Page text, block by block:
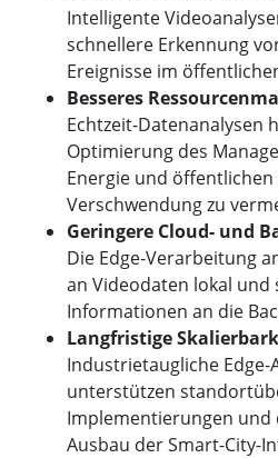
Intelligente
schnellere Erkennung
Ereignisse im
Besseres
Echtzeit-Datenanalysen
Optimierung des
Energie und
Verschwendung zu
Geringere Cloud- und
Die Edge-Verarbeitung
an Videodaten lokal
Informationen an die
Langfristige
Industrietaugliche Edge-
unterstützen
Implementierungen und
Ausbau der Smart-City-